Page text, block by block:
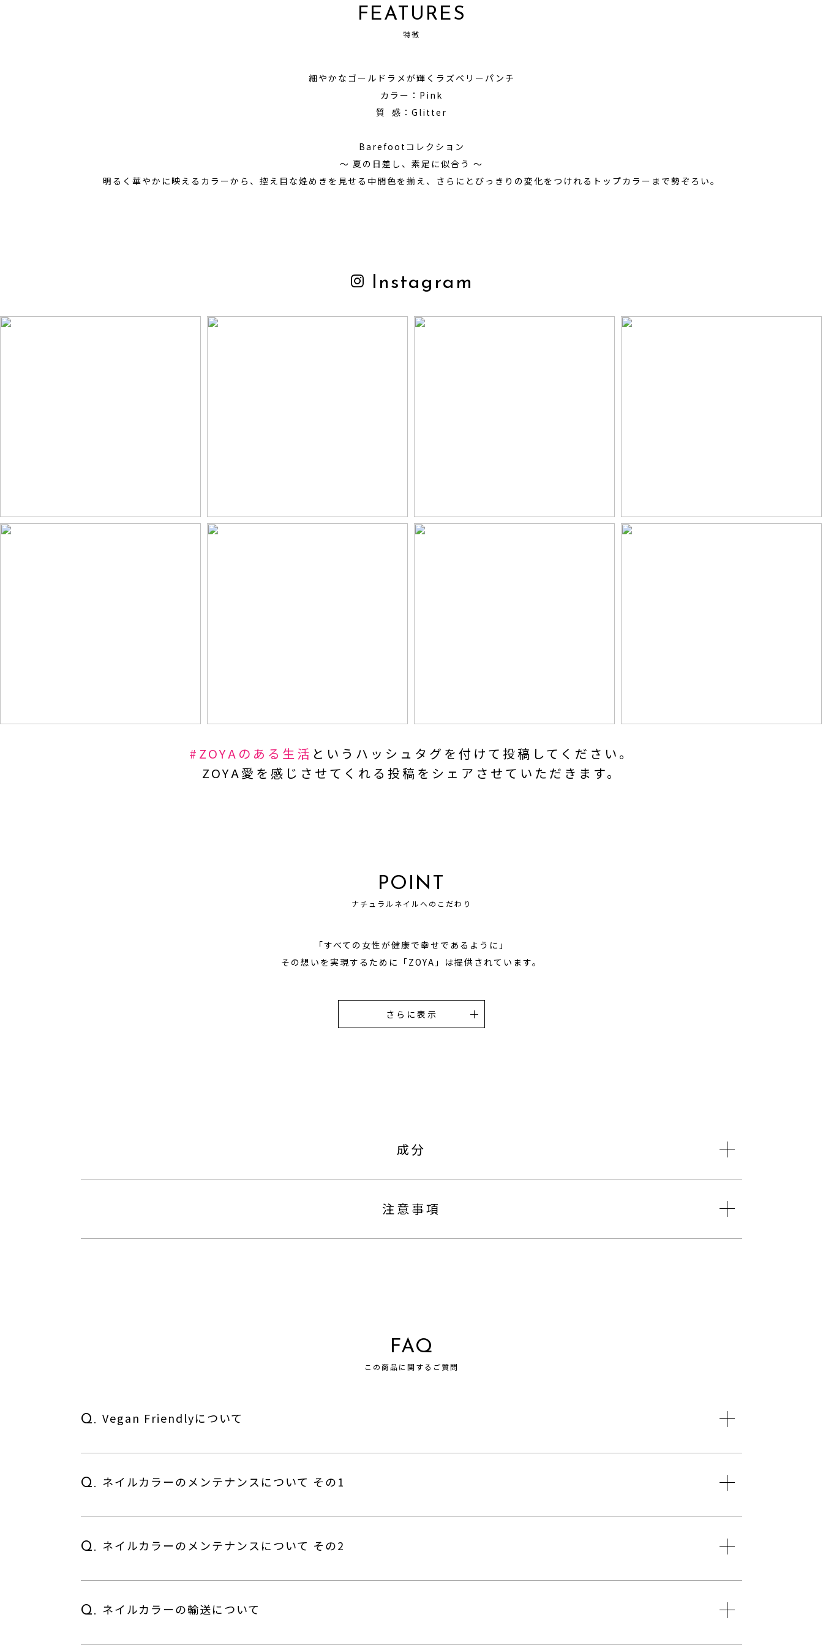
FEATURES
特徴
細やかなゴールドラメが輝くラズベリーパンチ
カラー：Pink
質 感：Glitter
Barefootコレクション
～ 夏の日差し、素足に似合う ～
明るく華やかに映えるカラーから、控え目な煌めきを見せる中間色を揃え、さらにとびっきりの変化をつけれるトップカラーまで勢ぞろい。
Instagram
#ZOYAのある生活 という ハッシュタグを付けて投稿してください。
ZOYA愛を感じさせてくれる投稿を シェアさせていただきます。
POINT
ナチュラルネイルへのこだわり
「すべての女性が健康で幸せであるように」
その想いを実現するために 「ZOYA」は提供されています。
成分
注意事項
FAQ
この商品に関するご質問
Q. Vegan Friendlyについて
Q. ネイルカラーのメンテナンスについて その1
Q. ネイルカラーのメンテナンスについて その2
Q. ネイルカラーの輸送について